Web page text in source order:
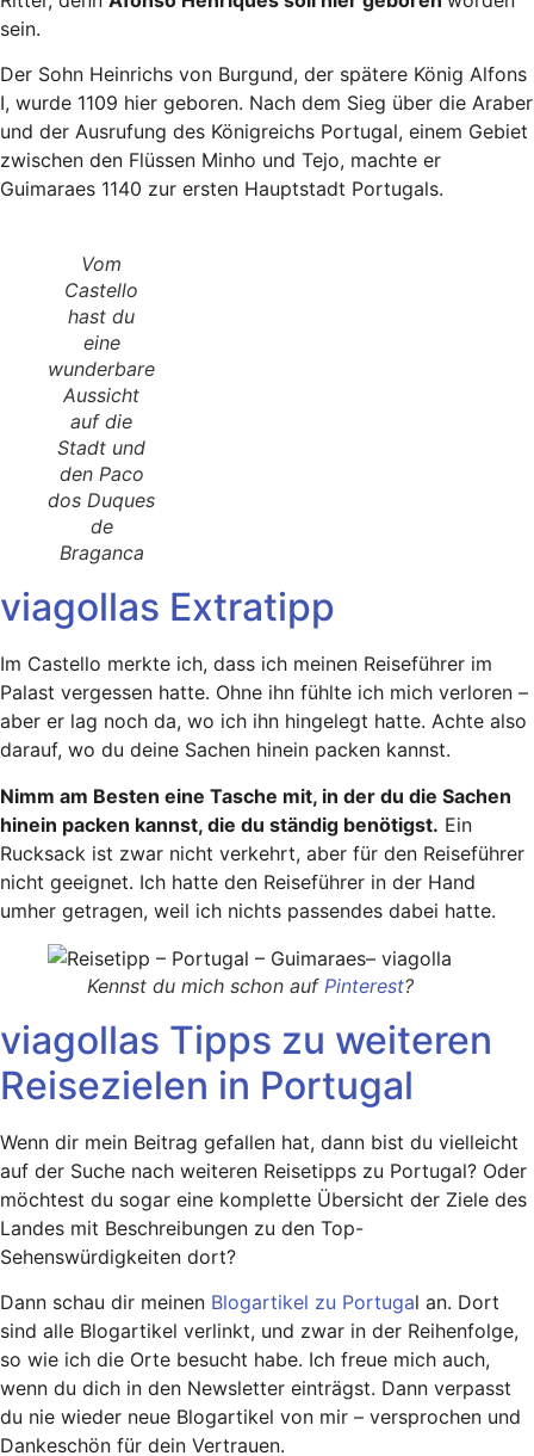
sein.
Der Sohn Heinrichs von Burgund, der spätere König Alfons
I, wurde 1109 hier geboren. Nach dem Sieg über die Araber
und der Ausrufung des Königreichs Portugal, einem Gebiet
zwischen den Flüssen Minho und Tejo, machte er
Guimaraes 1140 zur ersten Hauptstadt Portugals.
Vom
Castello
hast du
eine
wunderbare
Aussicht
auf die
Stadt und
den Paco
dos Duques
de
Braganca
viagollas Extratipp
Im Castello merkte ich, dass ich meinen Reiseführer im
Palast vergessen hatte. Ohne ihn fühlte ich mich verloren –
aber er lag noch da, wo ich ihn hingelegt hatte. Achte also
darauf, wo du deine Sachen hinein packen kannst.
Nimm am Besten eine Tasche mit, in der du die Sachen
hinein packen kannst, die du ständig benötigst. Ein
Rucksack ist zwar nicht verkehrt, aber für den Reiseführer
nicht geeignet. Ich hatte den Reiseführer in der Hand
umher getragen, weil ich nichts passendes dabei hatte.
Kennst du mich schon auf Pinterest?
viagollas Tipps zu weiteren
Reisezielen in Portugal
Wenn dir mein Beitrag gefallen hat, dann bist du vielleicht
auf der Suche nach weiteren Reisetipps zu Portugal? Oder
möchtest du sogar eine komplette Übersicht der Ziele des
Landes mit Beschreibungen zu den Top-
Sehenswürdigkeiten dort?
Dann schau dir meinen Blogartikel zu Portugal an. Dort
sind alle Blogartikel verlinkt, und zwar in der Reihenfolge,
so wie ich die Orte besucht habe. Ich freue mich auch,
wenn du dich in den Newsletter einträgst. Dann verpasst
du nie wieder neue Blogartikel von mir – versprochen und
Dankeschön für dein Vertrauen.